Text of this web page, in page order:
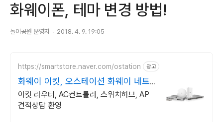
화웨이폰, 테마 변경 방법!
놀이공원 운영자 2018. 4. 9. 19:05
https://smartstore.naver.com/ostation 광고
화웨이 이킷, 오스테이션 화웨이 네트
워크부문 전문업체
이킷 라우터, AC컨트롤러, 스위치허브, AP
견적상담 환영